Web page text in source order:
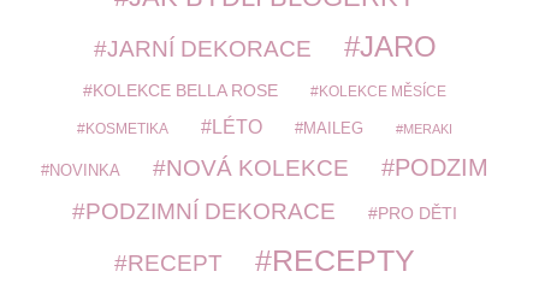
JARNÍ DEKORACE JARO
KOLEKCE BELLA ROSE KOLEKCE MĚSÍCE
KOSMETIKA LÉTO MAILEG MERAKI
NOVINKA NOVÁ KOLEKCE PODZIM
PODZIMNÍ DEKORACE PRO DĚTI
RECEPT RECEPTY